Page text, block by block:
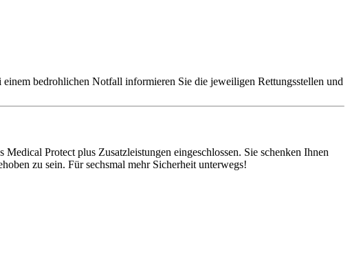
bedrohlichen Notfall informieren Sie die jeweiligen Rettungsstellen und
Protect plus Zusatzleistungen eingeschlossen. Sie schenken Ihnen
zu sein. Für sechsmal mehr Sicherheit unterwegs!